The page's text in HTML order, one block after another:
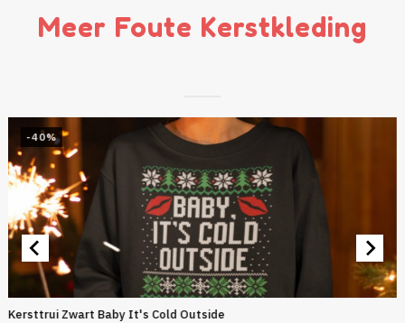
Meer Foute Kerstkleding
-40%
Kersttrui Zwart Baby It's Cold Outside